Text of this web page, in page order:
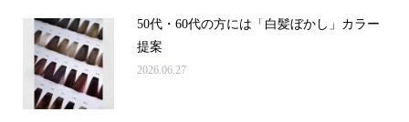
50代・60代の方には「白髪ぼかし」カラー
提案
2026.06.27